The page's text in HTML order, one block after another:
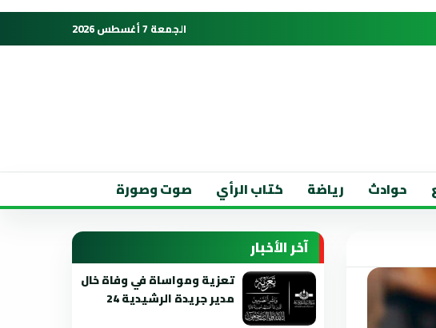
الجمعة 7 أغسطس 2026
حوادث رياضة كتاب الرأي صوت وصورة
آخر الأخبار
تعزية ومواساة في وفاة خال
مدير جريدة الرشيدية 24